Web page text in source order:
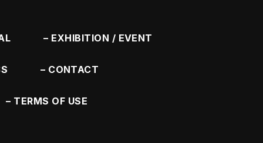
EXHIBITION / EVENT
CONTACT
TERMS OF USE